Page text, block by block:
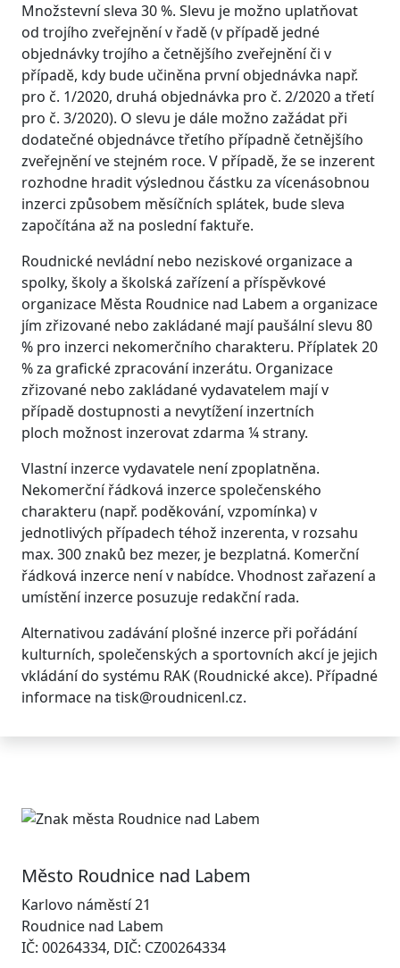
Množstevní sleva 30 %. Slevu je možno uplatňovat
od trojího zveřejnění v řadě (v případě jedné
objednávky trojího a četnějšího zveřejnění či v
případě, kdy bude učiněna první objednávka např.
pro č. 1/2020, druhá objednávka pro č. 2/2020 a třetí
pro č. 3/2020). O slevu je dále možno zažádat při
dodatečné objednávce třetího případně četnějšího
zveřejnění ve stejném roce. V případě, že se inzerent
rozhodne hradit výslednou částku za vícenásobnou
inzerci způsobem měsíčních splátek, bude sleva
započítána až na poslední faktuře.
Roudnické nevládní nebo neziskové organizace a
spolky, školy a školská zařízení a příspěvkové
organizace Města Roudnice nad Labem a organizace
jím zřizované nebo zakládané mají paušální slevu 80
% pro inzerci nekomerčního charakteru. Příplatek 20
% za grafické zpracování inzerátu. Organizace
zřizované nebo zakládané vydavatelem mají v
případě dostupnosti a nevytížení inzertních
ploch možnost inzerovat zdarma ¼ strany.
Vlastní inzerce vydavatele není zpoplatněna.
Nekomerční řádková inzerce společenského
charakteru (např. poděkování, vzpomínka) v
jednotlivých případech téhož inzerenta, v rozsahu
max. 300 znaků bez mezer, je bezplatná. Komerční
řádková inzerce není v nabídce. Vhodnost zařazení a
umístění inzerce posuzuje redakční rada.
Alternativou zadávání plošné inzerce při pořádání
kulturních, společenských a sportovních akcí je jejich
vkládání do systému RAK (Roudnické akce). Případné
informace na tisk@roudnicenl.cz.
Město Roudnice nad Labem
Karlovo náměstí 21
Roudnice nad Labem
IČ: 00264334, DIČ: CZ00264334